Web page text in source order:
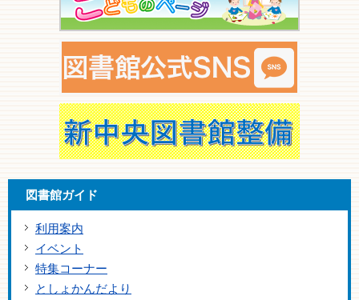
図書館ガイド
利用案内
イベント
特集コーナー
としょかんだより